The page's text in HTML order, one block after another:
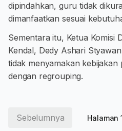
dipindahkan, guru tidak
dimanfaatkan sesuai
Sementara itu, Ketua Komisi
Kendal, Dedy Ashari
tidak menyamakan
dengan regrouping.
Sebelumnya Halaman